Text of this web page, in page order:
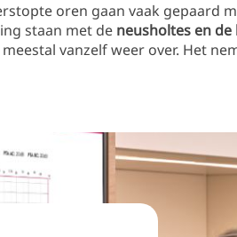
oren gaan vaak gepaard
staan met de neusholtes en de
vanzelf weer over. Het